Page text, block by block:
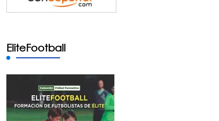
EliteFootball